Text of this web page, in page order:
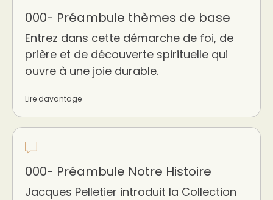
000- Préambule thèmes de base
Entrez dans cette démarche de foi, de
prière et de découverte spirituelle qui
ouvre à une joie durable.
Lire davantage
000- Préambule Notre Histoire
Jacques Pelletier introduit la Collection